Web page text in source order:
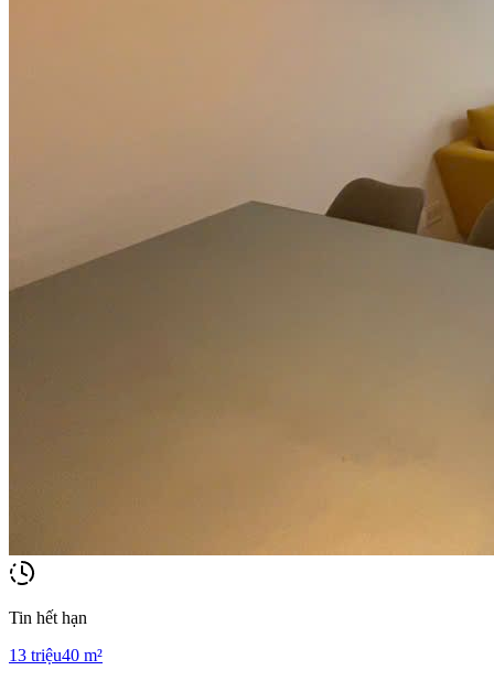
Tin hết hạn
13 triệu40 m²